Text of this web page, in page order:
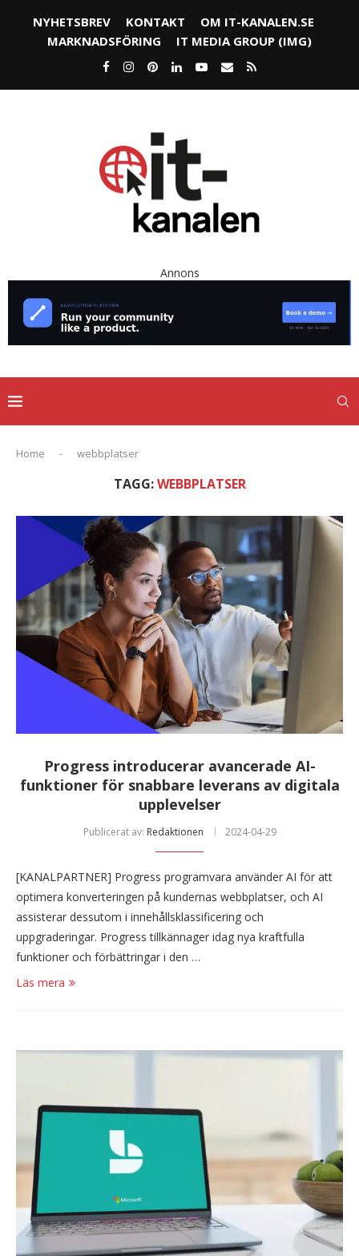
NYHETSBREV KONTAKT
OM IT-KANALEN.SE
MARKNADSFÖRING
IT MEDIA GROUP (IMG)
Annons
Home - webbplatser
TAGG:WEBBPLATSER
Progress introducerar avancerade AI-
funktioner för snabbare leverans av digitala
upplevelser
Publicerat av: Redaktionen 2024-04-29
[KANALPARTNER] Progress programvara använder AI för att
optimera konverteringen på kundernas webbplatser, och AI
assisterar dessutom i innehållsklassificering och
uppgraderingar. Progress tillkännager idag nya kraftfulla
funktioner och förbättringar i den …
Läs mera